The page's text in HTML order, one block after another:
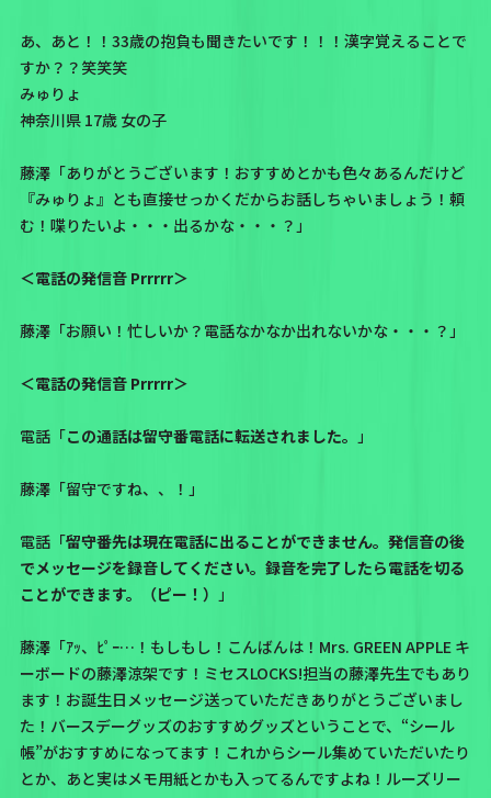
あ、あと！！33歳の抱負も聞きたいです！！！漢字覚えることで
すか？？笑笑笑
みゅりょ
神奈川県 17歳 女の子
藤澤「ありがとうございます！おすすめとかも色々あるんだけど
『みゅりょ』とも直接せっかくだからお話しちゃいましょう！頼
む！喋りたいよ・・・出るかな・・・？」
＜電話の発信音 Prrrrr＞
藤澤「お願い！忙しいか？電話なかなか出れないかな・・・？」
＜電話の発信音 Prrrrr＞
電話「この通話は留守番電話に転送されました。 」
藤澤「留守ですね、、！」
電話「留守番先は現在電話に出ることができません。発信音の後
でメッセージを録音してください。録音を完了したら電話を切る
ことができます。（ピー！） 」
藤澤「ｱｯ、ﾋﾟｰ…！もしもし！こんばんは！Mrs. GREEN APPLE キ
ーボードの藤澤涼架です！ミセスLOCKS!担当の藤澤先生でもあり
ます！お誕生日メッセージ送っていただきありがとうございまし
た！バースデーグッズのおすすめグッズということで、“シール
帳”がおすすめになってます！これからシール集めていただいたり
とか、あと実はメモ用紙とかも入ってるんですよね！ルーズリー